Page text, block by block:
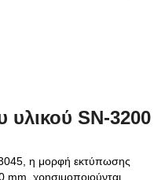
υλικού SN-3200
3045, η μορφή εκτύπωσης
mm, χρησιμοποιούνται